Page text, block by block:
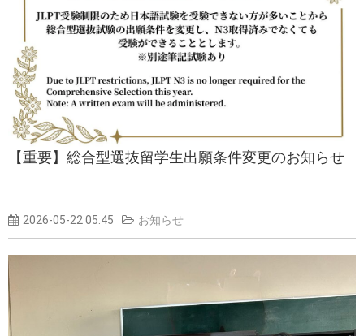
【重要】総合型選抜留学生出願条件変更のお知らせ
2026-05-22 05:45 お知らせ